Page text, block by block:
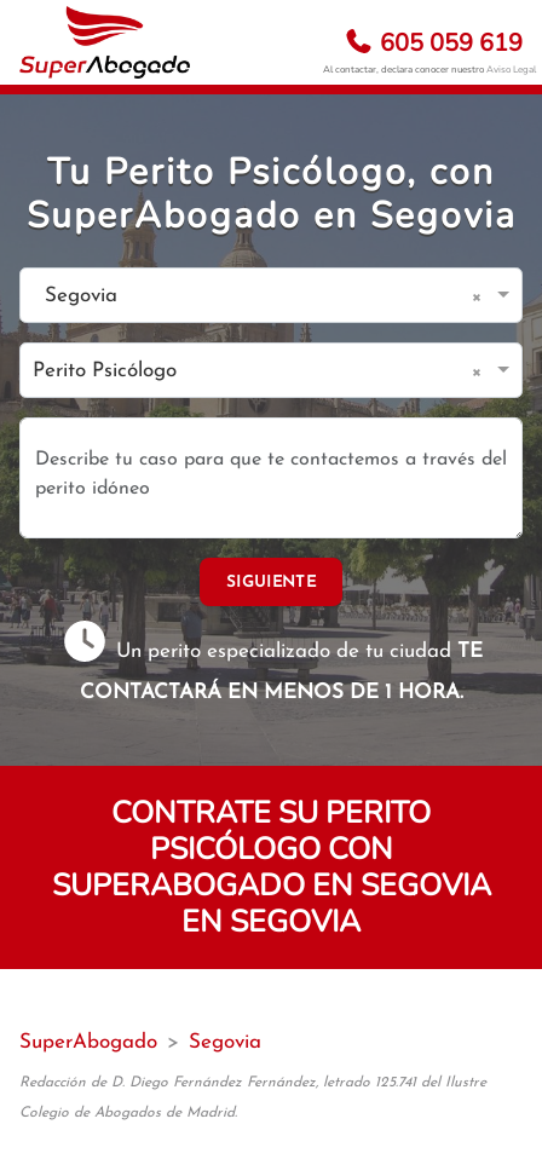
605 059 619
Al contactar, declara conocer nuestroAviso Legal
Tu Perito Psicólogo, con
SuperAbogado en Segovia
Segovia ×
Perito Psicólogo ×
SIGUIENTE
Un perito especializado de tu ciudad TE
CONTACTARÁ EN MENOS DE 1 HORA.
CONTRATE SU PERITO
PSICÓLOGO CON
SUPERABOGADO EN SEGOVIA
EN SEGOVIA
SuperAbogado > Segovia
Redacción de D. Diego Fernández Fernández, letrado 125.741 del Ilustre
Colegio de Abogados de Madrid.